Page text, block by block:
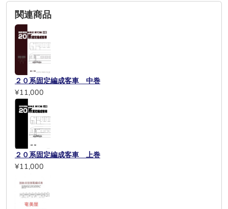
関連商品
２０系固定編成客車 中巻
¥11,000
２０系固定編成客車 上巻
¥11,000